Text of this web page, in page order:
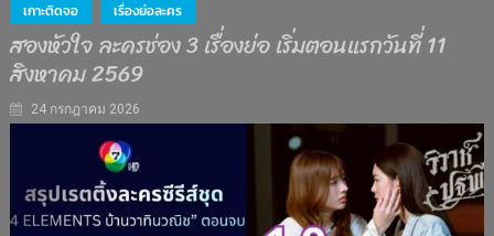
เกาะติดจอ
เรื่องย่อละคร
สองหัวใจ ละครช่อง 3 เรื่องย่อ เริ่มตอนแรกวันที่ 11
สิงหาคม 2569
24 กรกฎาคม 2026